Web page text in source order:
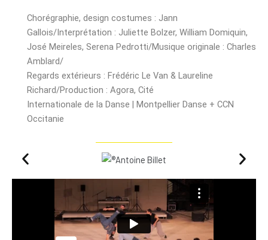
Chorégraphie, design costumes : Jann
Gallois/Interprétation : Juliette Bolzer, William Domiquin,
José Meireles, Serena Pedrotti/Musique originale : Charles
Amblard/
Regards extérieurs : Frédéric Le Van & Laureline
Richard/Production : Agora, Cité
Internationale de la Danse | Montpellier Danse + CCN
Occitanie